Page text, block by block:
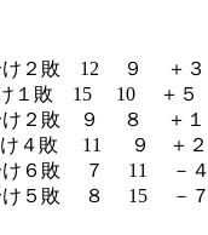
け２敗 12 ９ ＋３
け１敗 15 10 ＋５
け２敗 ９ ８ ＋１
４敗 11 ９ ＋２
け６敗 ７ 11 －４
け５敗 ８ 15 －７